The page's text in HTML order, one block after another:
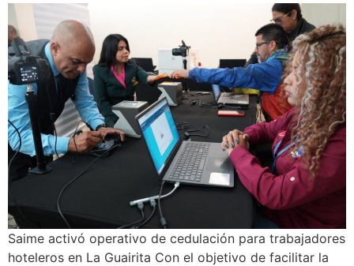
Saime activó operativo de cedulación para trabajadores
hoteleros en La Guairita Con el objetivo de facilitar la